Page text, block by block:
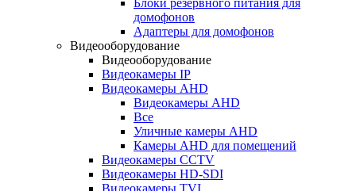
Блоки резервного питания для
домофонов
Адаптеры для домофонов
Видеооборудование
Видеооборудование
Видеокамеры IP
Видеокамеры AHD
Видеокамеры AHD
Все
Уличные камеры AHD
Камеры AHD для помещений
Видеокамеры CCTV
Видеокамеры HD-SDI
Видеокамеры TVI